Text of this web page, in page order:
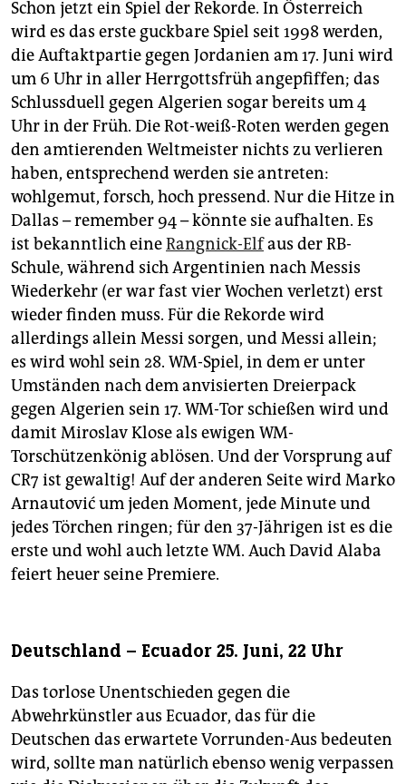
Schon jetzt ein Spiel der Rekorde. In Österreich
wird es das erste guckbare Spiel seit 1998 werden,
die Auftaktpartie gegen Jordanien am 17. Juni wird
um 6 Uhr in aller Herrgottsfrüh angepfiffen; das
Schlussduell gegen Algerien sogar bereits um 4
Uhr in der Früh. Die Rot-weiß-Roten werden gegen
den amtierenden Weltmeister nichts zu verlieren
haben, entsprechend werden sie antreten:
wohlgemut, forsch, hoch pressend. Nur die Hitze in
Dallas – remember 94 – könnte sie aufhalten. Es
ist bekanntlich eineRangnick-Elfaus der RB-
Schule, während sich Argentinien nach Messis
Wiederkehr (er war fast vier Wochen verletzt) erst
wieder finden muss. Für die Rekorde wird
allerdings allein Messi sorgen, und Messi allein;
es wird wohl sein 28. WM-Spiel, in dem er unter
Umständen nach dem anvisierten Dreierpack
gegen Algerien sein 17. WM-Tor schießen wird und
damit Miroslav Klose als ewigen WM-
Torschützenkönig ablösen. Und der Vorsprung auf
CR7 ist gewaltig! Auf der anderen Seite wird Marko
Arnautović um jeden Moment, jede Minute und
jedes Törchen ringen; für den 37-Jährigen ist es die
erste und wohl auch letzte WM. Auch David Alaba
feiert heuer seine Premiere.
Deutschland – Ecuador 25. Juni, 22 Uhr
Das torlose Unentschieden gegen die
Abwehrkünstler aus Ecuador, das für die
Deutschen das erwartete Vorrunden-Aus bedeuten
wird, sollte man natürlich ebenso wenig verpassen